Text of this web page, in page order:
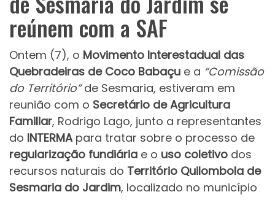
reúnem com a SAF
Ontem (7), o Movimento Interestadual das
Quebradeiras de Coco Babaçu e a “Comissão
do Território”de Sesmaria, estiveram em
reunião com o Secretário de Agricultura
Familiar, Rodrigo Lago, junto a representantes
do INTERMApara tratar sobre o processo de
regularização fundiária e o uso coletivo dos
recursos naturais do Território Quilombola de
Sesmaria do Jardim, localizado no município